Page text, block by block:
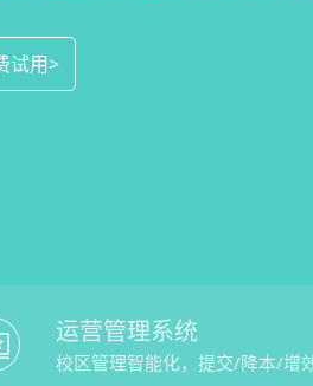
试用>
试用>
试用>
运营管理系统
校区管理智能化，提交/降本/增